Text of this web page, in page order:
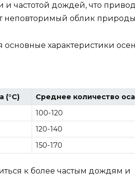
частотой дождей, что
неповторимый облик
характеристики
(°C)
Среднее количество
100-120
120-140
150-170
к более частым дождям и